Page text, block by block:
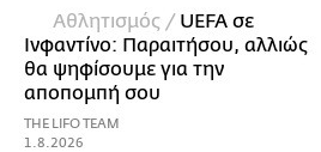
Αθλητισμός / UEFA σε
Ινφαντίνο: Παραιτήσου, αλλιώς
θα ψηφίσουμε για την
αποπομπή σου
THE LIFO TEAM
1.8.2026